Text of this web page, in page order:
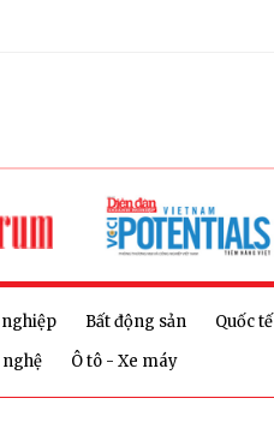
Bất động sản Quốc tế
Ô tô - Xe máy